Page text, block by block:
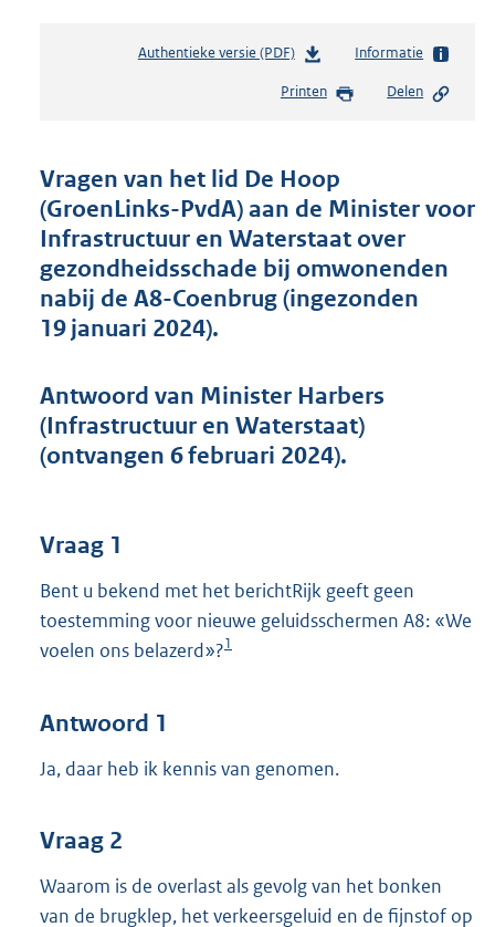
Authentieke versie (PDF)b
s
n
d
s
g
r
o
o
5
1
Informatie
Printen Delen
Vragen van het lid De Hoop
(GroenLinks-PvdA) aan de Minister voor
Infrastructuur en Waterstaat over
gezondheidsschade bij omwonenden
nabij de A8-Coenbrug (ingezonden
19 januari 2024).
Antwoord van Minister Harbers
(Infrastructuur en Waterstaat)
(ontvangen 6 februari 2024).
Vraag 1
Bent u bekend met het berichtRijk geeft geen
toestemming voor nieuwe geluidsschermen A8: «We
voelen ons belazerd»?1
Antwoord 1
Ja, daar heb ik kennis van genomen.
Vraag 2
Waarom is de overlast als gevolg van het bonken
van de brugklep, het verkeersgeluid en de fijnstof op